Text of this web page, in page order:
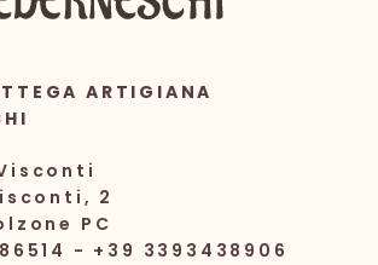
ARTIGIANA
2
PC
- +39 3393438906